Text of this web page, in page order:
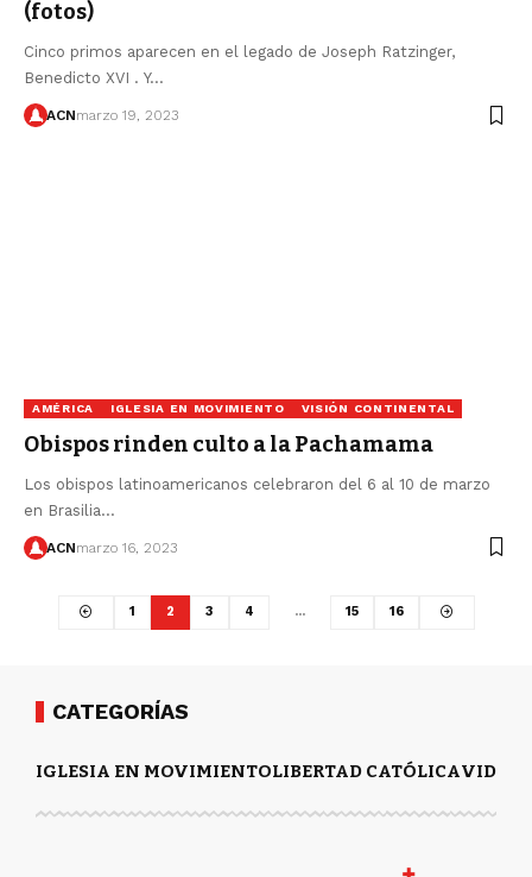
(fotos)
Cinco primos aparecen en el legado de Joseph Ratzinger,
Benedicto XVI . Y…
ACNmarzo 19, 2023
AMÉRICA IGLESIA EN MOVIMIENTO VISIÓN CONTINENTAL
Obispos rinden culto a la Pachamama
Los obispos latinoamericanos celebraron del 6 al 10 de marzo
en Brasilia…
ACNmarzo 16, 2023
1 2 3 4 … 15 16
CATEGORÍAS
IGLESIA EN MOVIMIENTOLIBERTAD CATÓLICAVIDA